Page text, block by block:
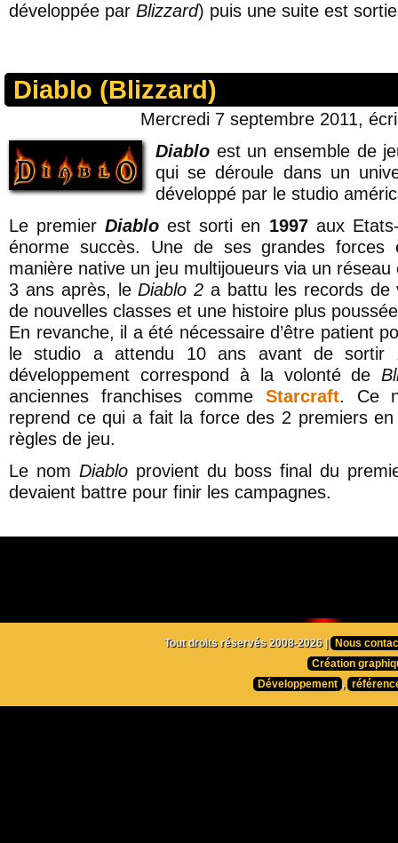
développée par Blizzard) puis une suite est
Diablo (Blizzard)
Mercredi 7 septembre 2011,
Diablo est un ensemble de
qui se déroule dans un
développé par le studio
Le premierDiablo est sorti en 1997aux
énorme succès. Une de ses grandes forces
manière native un jeu multijoueurs via un réseau
3 ans après, leDiablo 2 a battu les records de
de nouvelles classes et une histoire plus
En revanche, il a été nécessaire d’être patient
le studio a attendu 10 ans avant de sortir
développement correspond à la volonté de
anciennes franchises comme Starcraft. Ce
reprend ce qui a fait la force des 2 premiers
règles de jeu.
Le nom Diablo provient du boss final du
devaient battre pour finir les campagnes.
Tout droits réservés 2008-2026 |
Nous
Création
Développement ,